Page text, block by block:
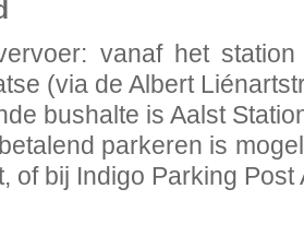
vanaf het
(via de Albert
bushalte is Aalst
parkeren is
of bij Indigo Parking Post